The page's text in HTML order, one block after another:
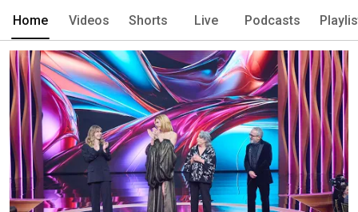
Home Videos Shorts Live Podcasts